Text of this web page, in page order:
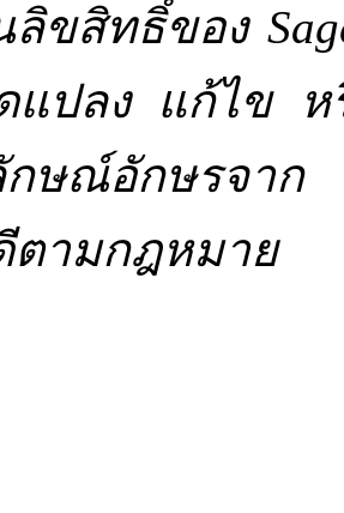
ขสิทธิ์ของ
แปลง แก้ไข ห
กษณ์อักษรจาก
ตามกฎหมาย